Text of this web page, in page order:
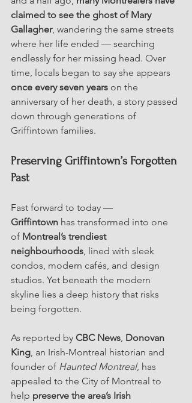
claimed to see the ghost of Mary
Gallagher, wandering the same streets
where her life ended — searching
endlessly for her missing head. Over
time, locals began to say she appears
once every seven years on the
anniversary of her death, a story passed
down through generations of
Griffintown families.
Preserving Griffintown’s Forgotten
Past
Fast forward to today —
Griffintown has transformed into one
of Montreal’s trendiest
neighbourhoods , lined with sleek
condos, modern cafés, and design
studios. Yet beneath the modern
skyline lies a deep history that risks
being forgotten.
As reported by CBC News Donovan
King , an Irish-Montreal historian and
founder of Haunted Montreal, has
appealed to the City of Montreal to
help preserve the area’s Irish